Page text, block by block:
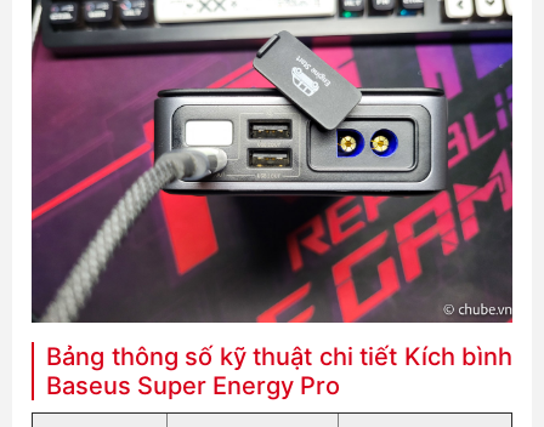
Bảng thông số kỹ thuật chi tiết Kích bình
Baseus Super Energy Pro